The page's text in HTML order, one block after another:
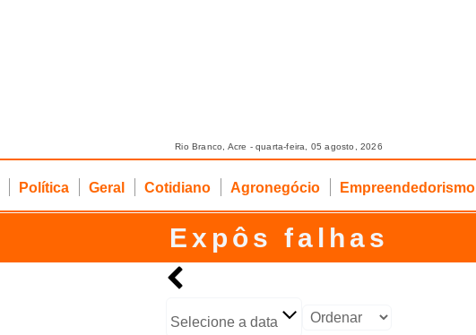
Rio Branco, Acre - quarta-feira, 05 agosto, 2026
Política Geral Cotidiano Agronegócio Empreendedorismo
Expôs falhas
Selecione a data